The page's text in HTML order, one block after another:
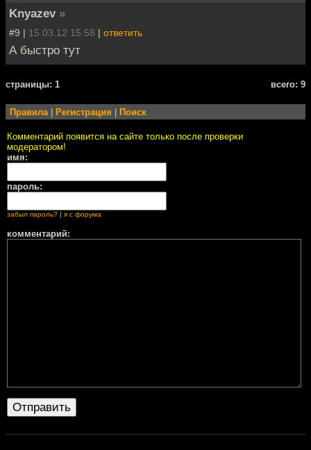
Knyazev »
#9 | 15.03.12 15:58 | ответить
А быстро тут
cтраницы: 1 всего: 9
Правила Регистрация Поиск
Комментарий появится на сайте только после проверки
модератором!
имя:
пароль:
забыл пароль? | я с форума
комментарий: